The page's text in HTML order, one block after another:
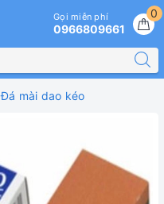
0
Gọi miễn phí
0966809661
Đá mài dao kéo